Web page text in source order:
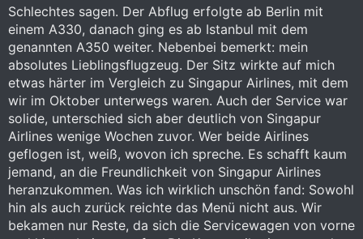
Schlechtes sagen. Der Abflug erfolgte ab Berlin mit
einem A330, danach ging es ab Istanbul mit dem
genannten A350 weiter. Nebenbei bemerkt: mein
absolutes Lieblingsflugzeug. Der Sitz wirkte auf mich
etwas härter im Vergleich zu Singapur Airlines, mit dem
wir im Oktober unterwegs waren. Auch der Service war
solide, unterschied sich aber deutlich von Singapur
Airlines wenige Wochen zuvor. Wer beide Airlines
geflogen ist, weiß, wovon ich spreche. Es schafft kaum
jemand, an die Freundlichkeit von Singapur Airlines
heranzukommen. Was ich wirklich unschön fand: Sowohl
hin als auch zurück reichte das Menü nicht aus. Wir
bekamen nur Reste, da sich die Servicewagen von vorne